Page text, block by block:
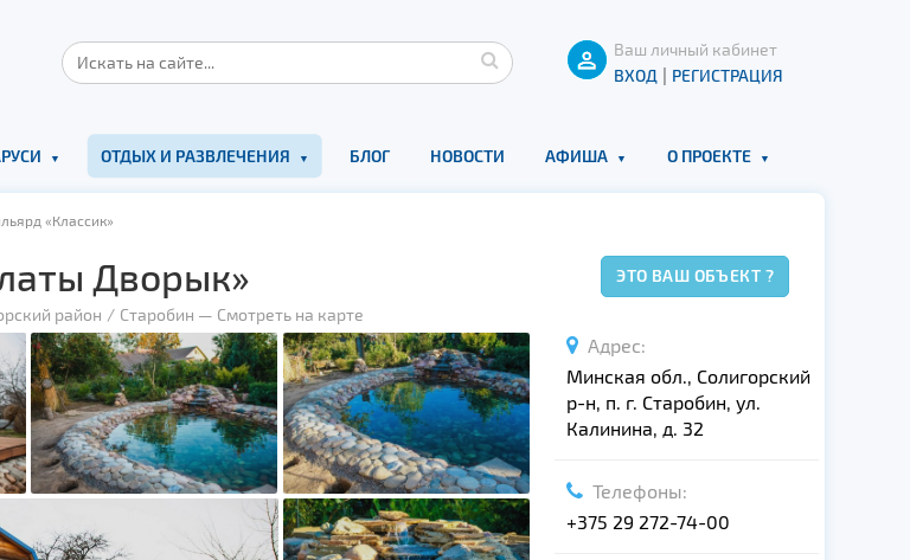
Ваш личный кабинет
ВХОД | РЕГИСТРАЦИЯ
ОТДЫХ И РАЗВЛЕЧЕНИЯ БЛОГ НОВОСТИ АФИША О ПРОЕКТЕ
«Классик»
ЭТО ВАШ ОБЪЕКТ ?
Дворык»
район Старобин — Смотреть на карте
Адрес:
Минская обл., Солигорский
р-н, п. г. Старобин, ул.
Калинина, д. 32
Телефоны:
+375 29 272-74-00